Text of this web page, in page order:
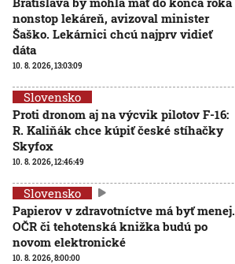
nonstop lekáreň, avizoval minister
Šaško. Lekárnici chcú najprv vidieť
dáta
10. 8. 2026, 13:03:09
Slovensko
Proti dronom aj na výcvik pilotov F-16:
R. Kaliňák chce kúpiť české stíhačky
Skyfox
10. 8. 2026, 12:46:49
Slovensko
Papierov v zdravotníctve má byť menej.
OČR či tehotenská knižka budú po
novom elektronické
10. 8. 2026, 8:00:00